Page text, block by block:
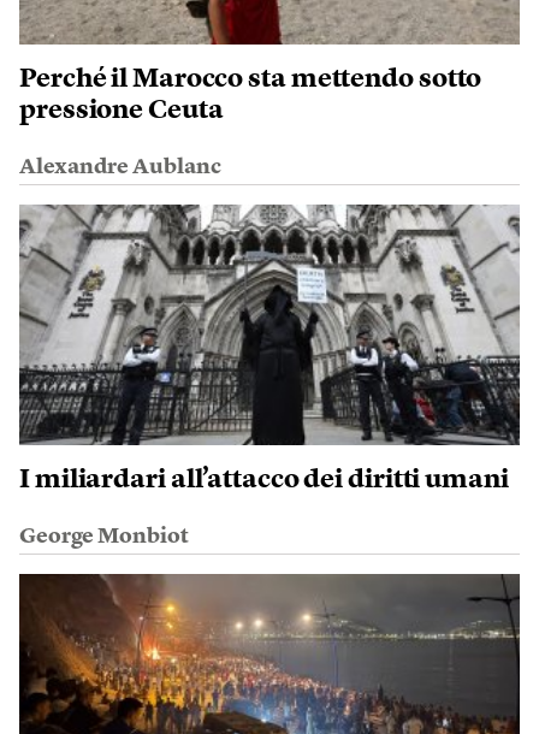
Perché il Marocco sta mettendo sotto
pressione Ceuta
Alexandre Aublanc
I miliardari all’attacco dei diritti umani
George Monbiot